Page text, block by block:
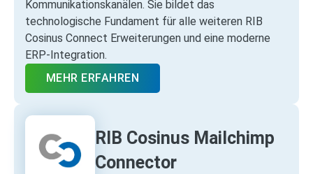
Kommunikationskanälen. Sie bildet das
technologische Fundament für alle weiteren RIB
Cosinus Connect Erweiterungen und eine moderne
ERP‑Integration.
MEHR ERFAHREN
RIB Cosinus Mailchimp
Connector